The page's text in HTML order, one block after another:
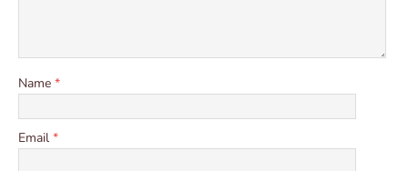
Name *
Email *